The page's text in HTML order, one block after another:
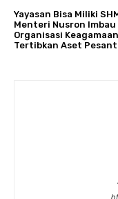
Yayasan Bisa Miliki
Menteri Nusron Imbau
Organisasi Keagamaan
Tertibkan Aset